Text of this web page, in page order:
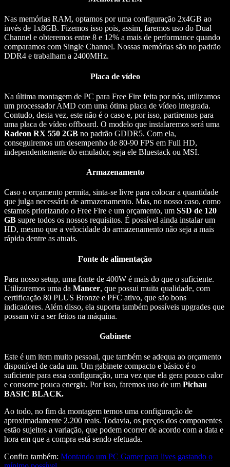
Nas memórias RAM, optamos por uma configuração 2x4GB ao
invés de 1x8GB. Fizemos isso pois, assim, faremos uso do Dual
Channel e obteremos entre 8 e 12% a mais de performance quando
comparamos com Single Channel. Nossas memórias são no padrão
DDR4 e trabalham a 2400MHz.
Placa de vídeo
Na última montagem de PC para Free Fire feita por nós, utilizamos
um processador AMD com uma ótima placa de vídeo integrada.
Contudo, desta vez, este não é o caso e, por isso, partiremos para
uma placa de vídeo offboard. O modelo que instalaremos será uma
Radeon RX 550 2GB no padrão GDDR5. Com ela,
conseguiremos um desempenho de 80-90 FPS em Full HD,
independentemente do emulador, seja ele Bluestack ou MSI.
Armazenamento
Caso o orçamento permita, sinta-se livre para colocar a quantidade
que julga necessária de armazenamento. Mas, no nosso caso, como
estamos priorizando o Free Fire e um orçamento, um SSD de 120
GB supre todos os nossos requisitos. É possível ainda instalar um
HD, mesmo que a velocidade do armazenamento não seja a mais
rápida dentre as atuais.
Fonte de alimentação
Para nosso setup, uma fonte de 400W é mais do que o suficiente.
Utilizaremos uma da Mancer, que possui muita qualidade, com
certificação 80 PLUS Bronze e PFC ativo, que são bons
indicadores. Além disso, ela suporta também possíveis upgrades que
possam vir a ser feitos na máquina.
Gabinete
Este é um item muito pessoal, que também se adequa ao orçamento
disponível de cada um. Um gabinete compacto e básico é o
suficiente para essa configuração, uma vez que ela gera pouco calor
e consome pouca energia. Por isso, faremos uso de um Pichau
BASIC BLACK.
Ao todo, no fim da montagem temos uma configuração de
aproximadamente 2.200 reais. Todavia, os preços dos componentes
estão sujeitos a variação, que podem ocorrer de acordo com a data e
hora em que a compra está sendo efetuada.
Confira também: Montando um PC Gamer para lives gastando o